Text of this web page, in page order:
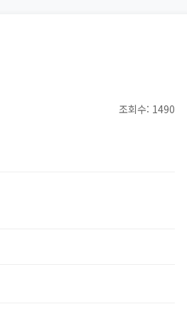
조회수: 1490